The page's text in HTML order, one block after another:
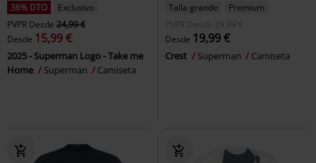
36% DTO
Exclusivo
PVPR Desde 24,99 €
Desde 15,99 €
2025 - Superman Logo - Take me
Home
Superman Camiseta
Talla grande
Premium
PVPR
Desde 29,99 €
Desde 19,99 €
Crest Superman Camiseta